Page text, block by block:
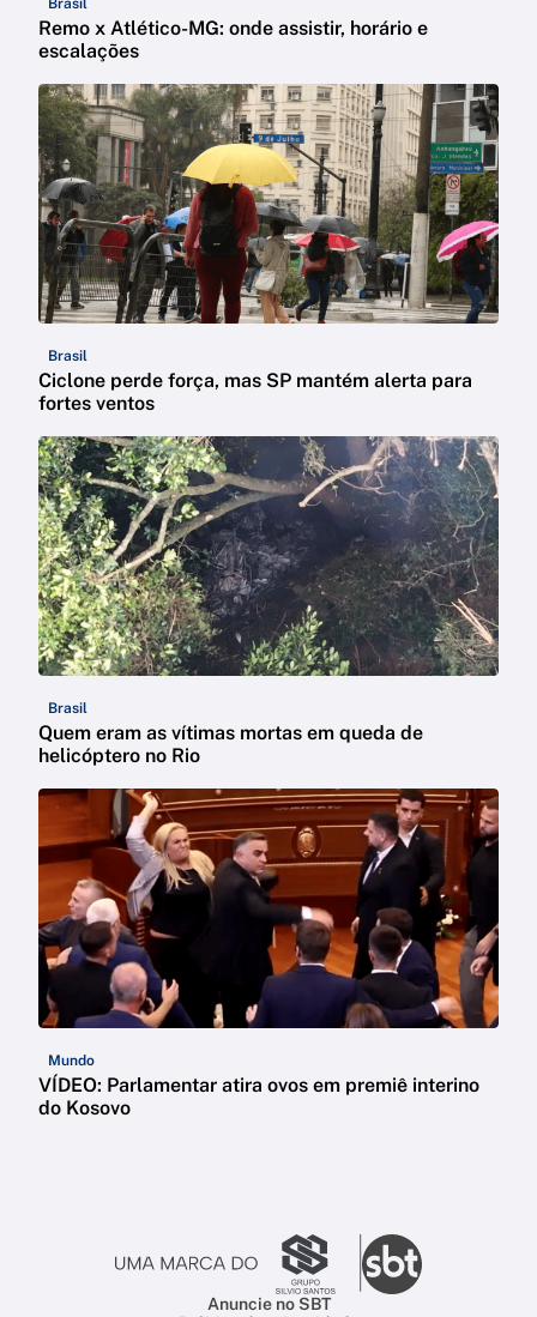
Brasil
Remo x Atlético-MG: onde assistir, horário e
escalações
Brasil
Ciclone perde força, mas SP mantém alerta para
fortes ventos
Brasil
Quem eram as vítimas mortas em queda de
helicóptero no Rio
Mundo
VÍDEO: Parlamentar atira ovos em premiê interino
do Kosovo
Anuncie no SBT